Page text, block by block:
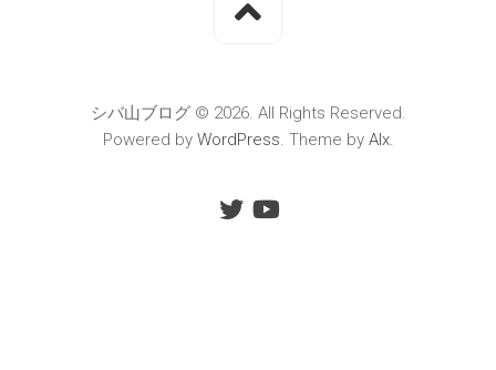
シバ山ブログ © 2026. All Rights Reserved.
Powered by WordPress. Theme by Alx.